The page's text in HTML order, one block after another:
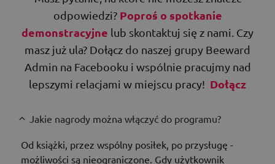
odpowiedzi? Poproś o spotkanie
demonstracyjne lub skontaktuj się z nami. Czy
masz już ula? Dołącz do naszej grupy Beeward
Admin na Facebooku i wspólnie pracujmy nad
lepszymi relacjami w miejscu pracy! Dołącz
Jakie nagrody można włączyć do programu?
Od książki, przez wspólny posiłek, po przysługę -
możliwości są nieograniczone. Gdy użytkownik